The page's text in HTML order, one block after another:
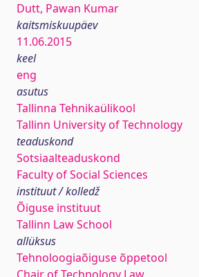
Dutt, Pawan Kumar
kaitsmiskuupäev
11.06.2015
keel
eng
asutus
Tallinna Tehnikaülikool
Tallinn University of Technology
teaduskond
Sotsiaalteaduskond
Faculty of Social Sciences
instituut / kolledž
Õiguse instituut
Tallinn Law School
allüksus
Tehnoloogiaõiguse õppetool